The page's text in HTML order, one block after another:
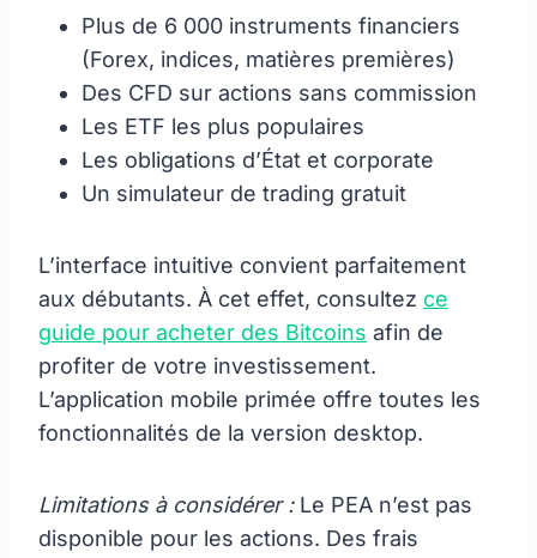
Plus de 6 000 instruments financiers
(Forex, indices, matières premières)
Des CFD sur actions sans commission
Les ETF les plus populaires
Les obligations d’État et corporate
Un simulateur de trading gratuit
L’interface intuitive convient parfaitement
aux débutants. À cet effet, consultez ce
guide pour acheter des Bitcoins afin de
profiter de votre investissement.
L’application mobile primée offre toutes les
fonctionnalités de la version desktop.
Limitations à considérer :Le PEA n’est pas
disponible pour les actions. Des frais